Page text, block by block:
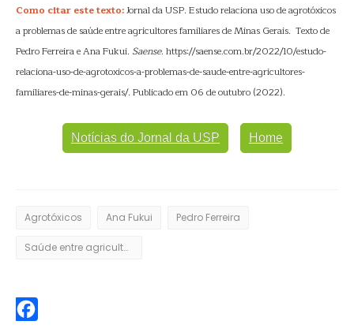
Como citar este texto:Jornal da USP. Estudo relaciona uso de agrotóxicos
a problemas de saúde entre agricultores familiares de Minas Gerais. Texto de
Pedro Ferreira e Ana Fukui. Saense. https://saense.com.br/2022/10/estudo-
relaciona-uso-de-agrotoxicos-a-problemas-de-saude-entre-agricultores-
familiares-de-minas-gerais/. Publicado em 06 de outubro (2022).
Notícias do Jornal da USP Home
Agrotóxicos Ana Fukui Pedro Ferreira
Saúde entre agricultores